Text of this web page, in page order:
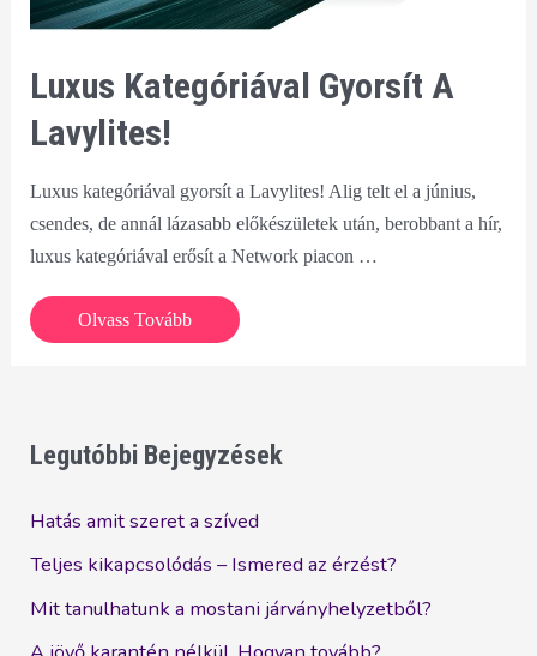
Luxus Kategóriával Gyorsít A
Lavylites!
Luxus kategóriával gyorsít a Lavylites! Alig telt el a június,
csendes, de annál lázasabb előkészületek után, berobbant a hír,
luxus kategóriával erősít a Network piacon …
Luxus
Lavylites!
Olvass Tovább
Legutóbbi Bejegyzések
Hatás amit szeret a szíved
Teljes kikapcsolódás – Ismered az érzést?
Mit tanulhatunk a mostani járványhelyzetből?